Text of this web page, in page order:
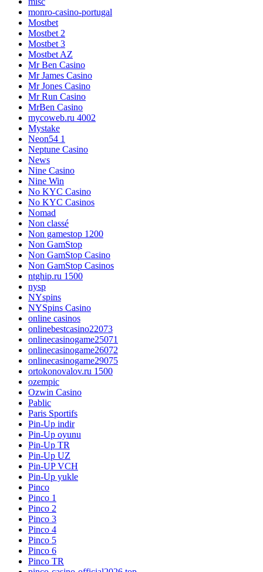
monro-casino-portugal
Mostbet
Mostbet 2
Mostbet 3
Mostbet AZ
Mr Ben Casino
Mr James Casino
Mr Jones Casino
Mr Run Casino
MrBen Casino
mycoweb.ru 4002
Mystake
Neon54 1
Neptune Casino
News
Nine Casino
Nine Win
No KYC Casino
No KYC Casinos
Nomad
Non classé
Non gamestop 1200
Non GamStop
Non GamStop Casino
Non GamStop Casinos
ntghip.ru 1500
nysp
NYspins
NYSpins Casino
online casinos
onlinebestcasino22073
onlinecasinogame25071
onlinecasinogame26072
onlinecasinogame29075
ortokonovalov.ru 1500
ozempic
Ozwin Casino
Pablic
Paris Sportifs
Pin-Up indir
Pin-Up oyunu
Pin-Up TR
Pin-Up UZ
Pin-UP VCH
Pin-Up yukle
Pinco
Pinco 1
Pinco 2
Pinco 3
Pinco 4
Pinco 5
Pinco 6
Pinco TR